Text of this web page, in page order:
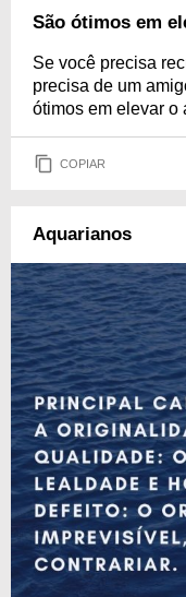
São ótimos em
Se você precisa
precisa de um
ótimos em elevar o
COPIAR
Aquarianos